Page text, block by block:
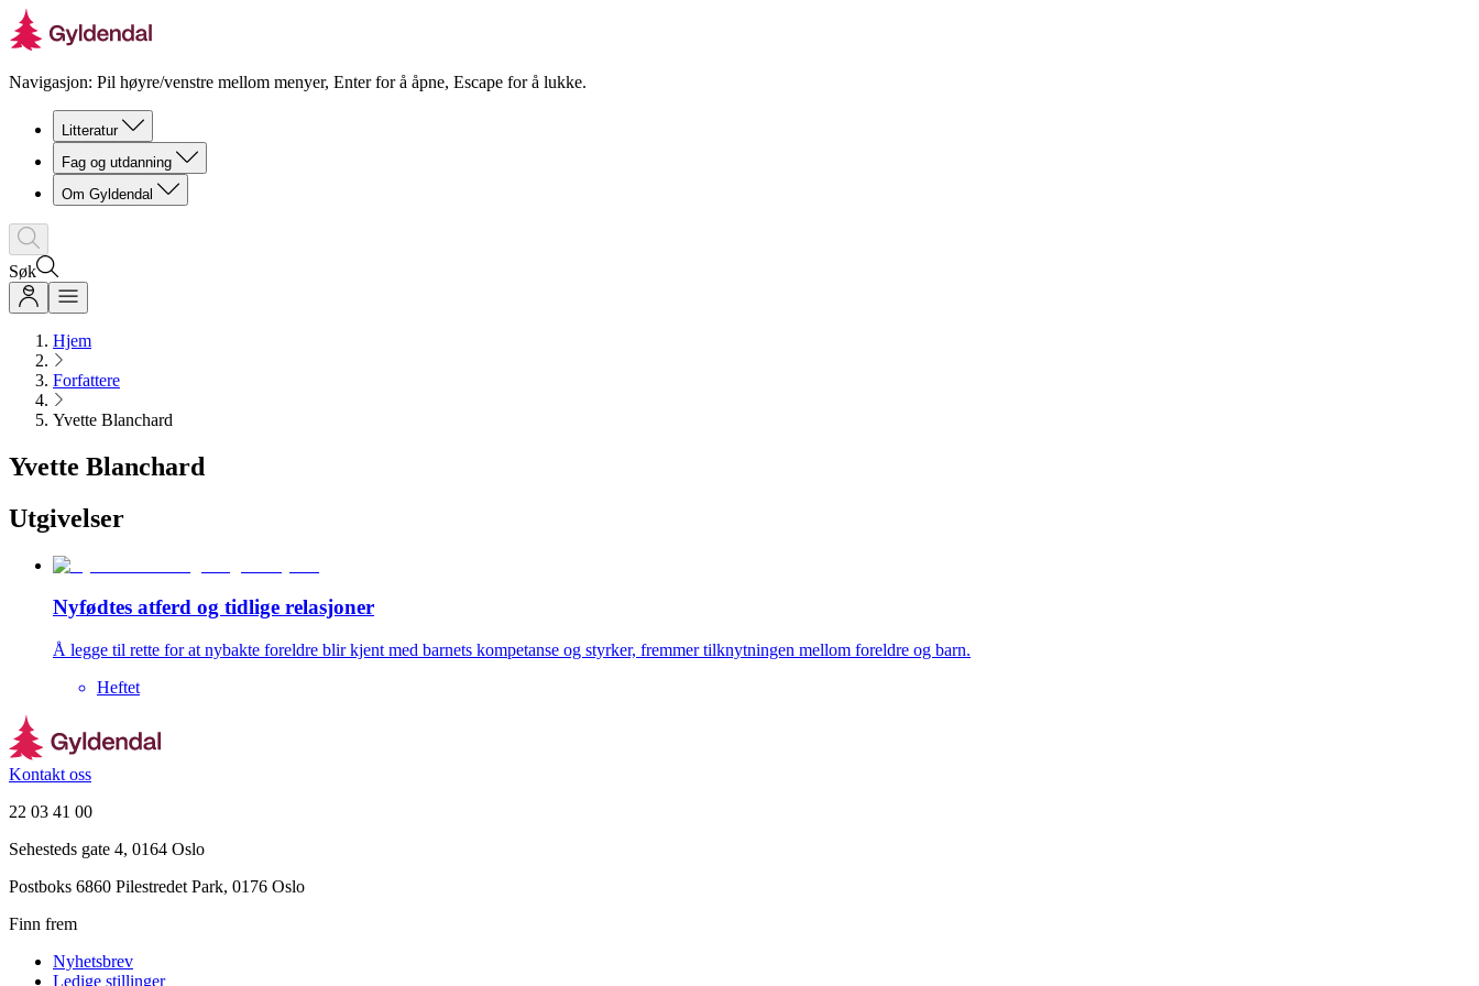
Navigasjon: Pil høyre/venstre mellom menyer, Enter for å åpne, Escape for å lukke.
Litteratur
Fag og utdanning
Om Gyldendal
Søk
Hjem
Forfattere
Yvette Blanchard
Yvette Blanchard
Utgivelser
Nyfødtes atferd og tidlige relasjoner
Å legge til rette for at nybakte foreldre blir kjent med barnets kompetanse og styrker, fremmer tilknytningen mellom foreldre og barn.
Heftet
Kontakt oss
22 03 41 00
Sehesteds gate 4, 0164 Oslo
Postboks 6860 Pilestredet Park, 0176 Oslo
Finn frem
Nyhetsbrev
Ledige stillinger